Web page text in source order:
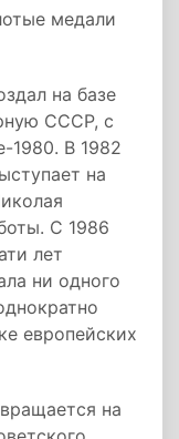
медали
на базе
СССР, с
1980. В 1982
на
С 1986
лет
ни одного
европейских
на